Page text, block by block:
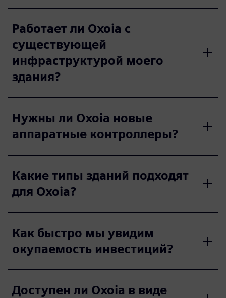
Работает ли Oxoia с
существующей
инфраструктурой моего
здания?
Нужны ли Oxoia новые
аппаратные контроллеры?
Какие типы зданий подходят
для Oxoia?
Как быстро мы увидим
окупаемость инвестиций?
Доступен ли Oxoia в виде